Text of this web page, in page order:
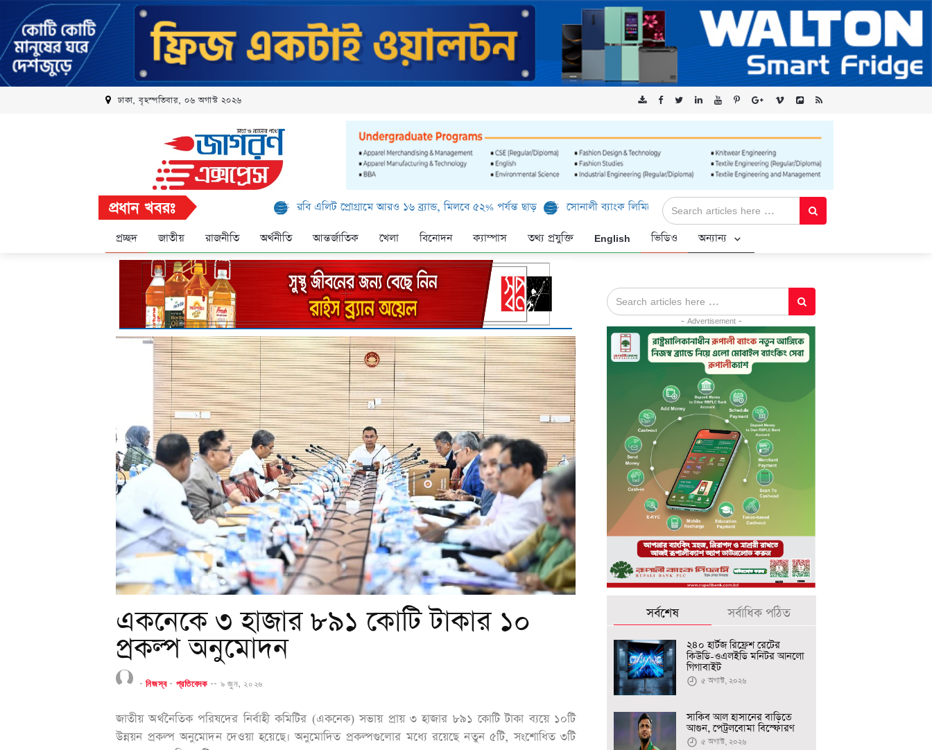
ঢাকা, বৃহস্পতিবার, ০৬ অগাস্ট ২০২৬
প্রধান খবরঃ রবি এলিট প্রোগ্রামে আরও ১৬ ব্র্যান্ড, মিলবে ৫২% পর্যন্ত ছাড় সোনালী ব্যাংক লিমিটেড-এর ‘কৃষক কার্ড’ কর্মসূচির জন্য সুরক্ষিত সংযোগ প্রদান করছে এক্সেনটেক
প্রচ্ছদ জাতীয় রাজনীতি অর্থনীতি আন্তর্জাতিক খেলা বিনোদন ক্যাম্পাস তথ্য প্রযুক্তি English ভিডিও অন্যান্য
একনেকে ৩ হাজার ৮৯১ কোটি টাকার ১০
প্রকল্প অনুমোদন
-নিজস্ব- প্রতিবেদক-- ৯ জুন, ২০২৬
জাতীয় অর্থনৈতিক পরিষদের নির্বাহী কমিটির (একনেক) সভায় প্রায় ৩ হাজার ৮৯১ কোটি টাকা ব্যয়ে ১০টি
উন্নয়ন প্রকল্প অনুমোদন দেওয়া হয়েছে। অনুমোদিত প্রকল্পগুলোর মধ্যে রয়েছে নতুন ৫টি, সংশোধিত ৩টি
- Advertisement -
সর্বশেষ সর্বাধিক পঠিত
২৪০ হার্টজ রিফ্রেশ রেটের
কিউডি-ওএলইডি মনিটর আনলো
গিগাবাইট
৫ অগাস্ট, ২০২৬
সাকিব আল হাসানের বাড়িতে
আগুন, পেট্রলবোমা বিস্ফোরণ
৫ অগাস্ট, ২০২৬